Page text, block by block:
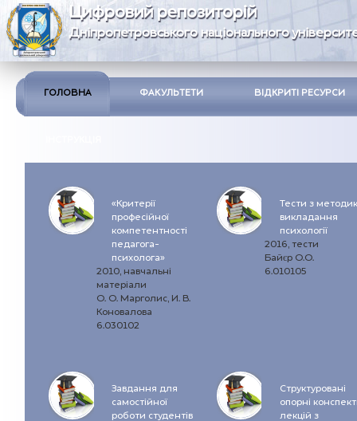
Цифровий репозиторій
Дніпропетровського національного
ГОЛОВНА ФАКУЛЬТЕТИ ВІДКРИТІ РЕСУРСИ
«Критерії
професійної
компетентності
педагога-
психолога»
2010, навчальні
матеріали
О. О. Марголис, И. В.
Коновалова
6.030102
Тести з
викладання
психології
2016, тести
Байєр О.О.
6.010105
Завдання для
самостійної
роботи студентів
Структуровані
опорні
лекцій з